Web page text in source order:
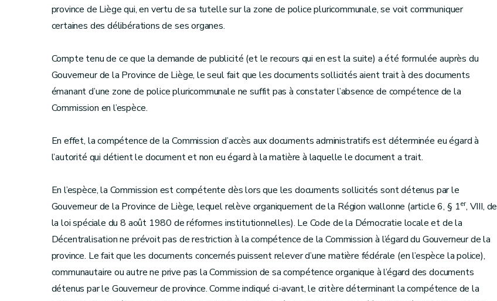
province de Liège qui, en vertu de sa tutelle sur la zone de police pluricommunale, se voit communiquer
certaines des délibérations de ses organes.
Compte tenu de ce que la demande de publicité (et le recours qui en est la suite) a été formulée auprès du
Gouverneur de la Province de Liège, le seul fait que les documents sollicités aient trait à des documents
émanant d’une zone de police pluricommunale ne suffit pas à constater l’absence de compétence de la
Commission en l’espèce.
En effet, la compétence de la Commission d’accès aux documents administratifs est déterminée eu égard à
l’autorité qui détient le document et non eu égard à la matière à laquelle le document a trait.
En l’espèce, la Commission est compétente dès lors que les documents sollicités sont détenus par le
Gouverneur de la Province de Liège, lequel relève organiquement de la Région wallonne (article 6, § 1er, VIII, de
la loi spéciale du 8 août 1980 de réformes institutionnelles). Le Code de la Démocratie locale et de la
Décentralisation ne prévoit pas de restriction à la compétence de la Commission à l’égard du Gouverneur de la
province. Le fait que les documents concernés puissent relever d’une matière fédérale (en l’espèce la police),
communautaire ou autre ne prive pas la Commission de sa compétence organique à l’égard des documents
détenus par le Gouverneur de province. Comme indiqué ci-avant, le critère déterminant la compétence de la